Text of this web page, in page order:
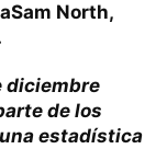
Sam North,
diciembre
de los
estadística